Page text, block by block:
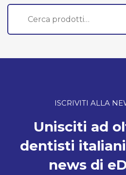
Cerca:
ISCRIVITI ALLA
Unisciti ad
dentisti
news di